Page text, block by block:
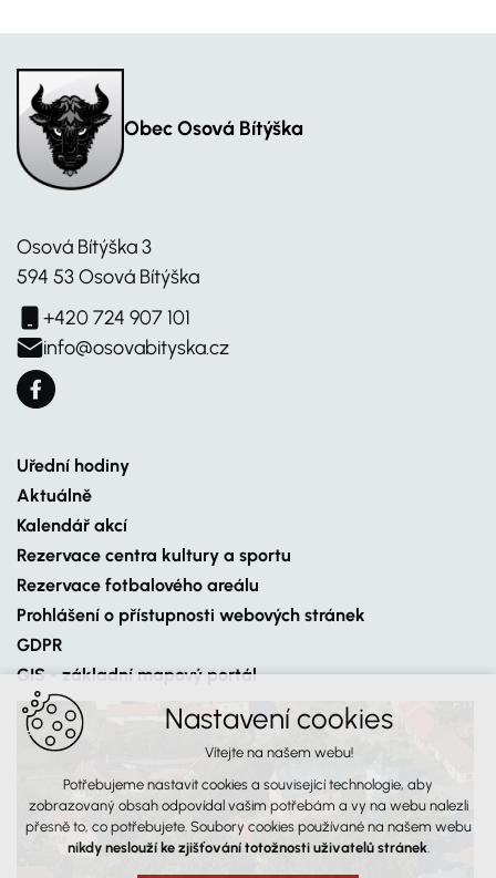
Obec Osová Bítýška
Osová Bítýška 3
594 53 Osová Bítýška
+420 724 907 101
info@osovabityska.cz
Uřední hodiny
Aktuálně
Kalendář akcí
Rezervace centra kultury a sportu
Rezervace fotbalového areálu
Prohlášení o přístupnosti webových stránek
GDPR
GIS - základní mapový portál
Nastavení cookies
Vítejte na našem webu!
Potřebujeme nastavit cookies a související technologie, aby
zobrazovaný obsah odpovídal vašim potřebám a vy na webu nalezli
přesně to, co potřebujete. Soubory cookies používané na našem webu
nikdy neslouží ke zjišťování totožnosti uživatelů stránek.